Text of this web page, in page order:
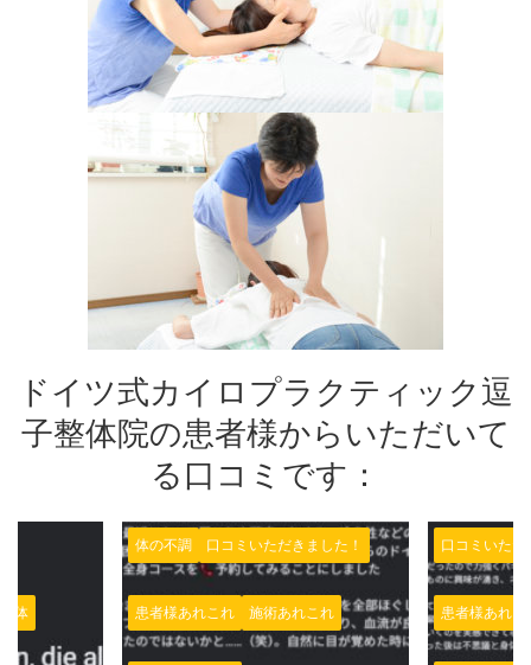
ドイツ式カイロプラクティック逗
子整体院の患者様からいただいて
る口コミです：
れこれ
口コミいただきました！
患者様あれこれ 整える 整体
口コミ
患者様あ